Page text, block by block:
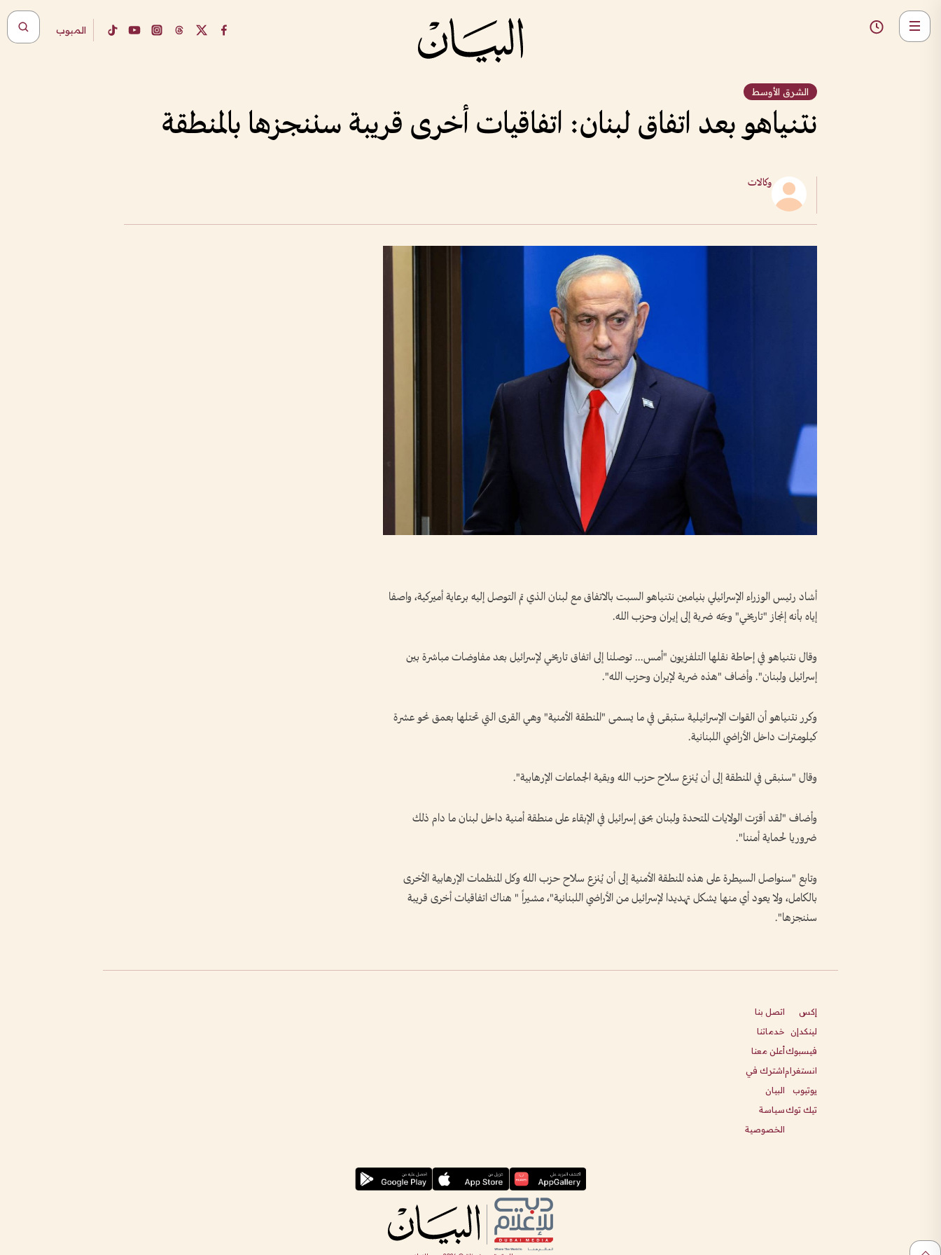
المبوب
الشرق الأوسط
نتنياهو بعد اتفاق لبنان: اتفاقيات أخرى قريبة سننجزها بالمنطقة
وكالات
أشاد رئيس الوزراء الإسرائيلي بنيامين نتنياهو السبت بالاتفاق مع لبنان الذي تم التوصل إليه برعاية أميركية، واصفا
إياه بأنه إنجاز "تاريخي" وجّه ضربة إلى إيران وحزب الله.
وقال نتنياهو في إحاطة نقلها التلفزيون "أمس... توصلنا إلى اتفاق تاريخي لإسرائيل بعد مفاوضات مباشرة بين
إسرائيل ولبنان". وأضاف "هذه ضربة لإيران وحزب الله".
وكرر نتنياهو أن القوات الإسرائيلية ستبقى في ما يسمى "المنطقة الأمنية" وهي القرى التي تحتلها بعمق نحو عشرة
كيلومترات داخل الأراضي اللبنانية.
وقال "سنبقى في المنطقة إلى أن يُنزع سلاح حزب الله وبقية الجماعات الإرهابية".
وأضاف "لقد أقرّت الولايات المتحدة ولبنان بحق إسرائيل في الإبقاء على منطقة أمنية داخل لبنان ما دام ذلك
ضروريا لحماية أمننا".
وتابع "سنواصل السيطرة على هذه المنطقة الأمنية إلى أن يُنزع سلاح حزب الله وكل المنظمات الإرهابية الأخرى
بالكامل، ولا يعود أي منها يشكل تهديدا لإسرائيل من الأراضي اللبنانية"، مشيراً " هناك اتفاقيات أخرى قريبة
سننجزها".
إكس
لينكدإن
فيسبوك
انستغرام
يوتيوب
تيك توك
اتصل بنا
خدماتنا
أعلن معنا
اشترك في
البيان
سياسة
الخصوصية